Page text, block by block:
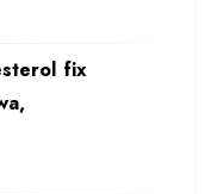
fix